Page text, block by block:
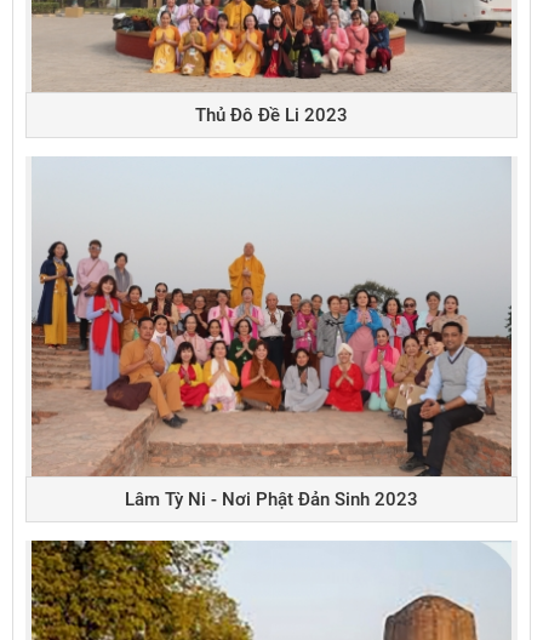
Thủ Đô Đề Li 2023
Lâm Tỳ Ni - Nơi Phật Đản Sinh 2023